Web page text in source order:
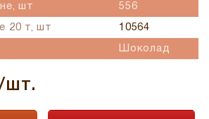
шт 556
20 т, шт 10564
Шоколад
шт.